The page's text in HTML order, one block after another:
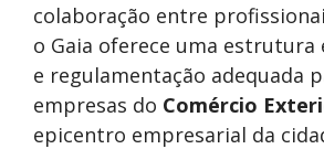
colaboração entre
o Gaia oferece uma estrutura
e regulamentação adequada
empresas do Comércio
epicentro empresarial da